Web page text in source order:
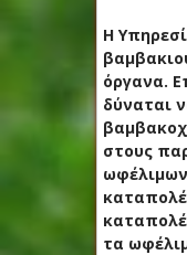
Η
όργανα.
δύναται
στους
τα